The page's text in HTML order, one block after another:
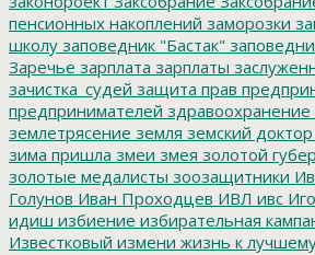
пенсионных накоплений заморозки
школу заповедник "Бастак"
Заречье зарплата зарплаты
зачистка_судей защита прав
предпринимателей здравоохранение
землетрясение земля земский доктор
зима пришла змеи змея золотой
золотые медалисты зоозащитники
Голунов Иван Проходцев ИВЛ ивс
идиш избиение избирательная
Известковый измени жизнь к